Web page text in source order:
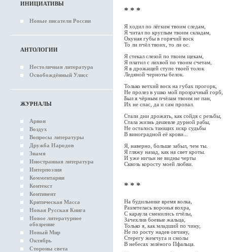
ИНИЦИАТИВЫ
Новые писатели России
АНТОЛОГИИ
Нестоличная литература
Освобождённый Улисс
ЖУРНАЛЫ
Арион
Воздух
Вопросы литературы
Дружба Народов
Знамя
Иностранная литература
Интерпоэзия
Комментарии
Контекст
Континент
Критическая Масса
Новая Русская Книга
Новое литературное
обозрение
Новый Мир
Октябрь
Стороны света
* * *
Я ходил по лёгким твоим следам,
Я читал по круглым твоим складам,
Окуная губы в горячий воск
То ли пчёл твоих, то ли ос.
Я стекал слезой по твоим щекам,
Я платил с лихвой по твоим счетам,
Я в дрожащей ступе твоей толок
Ледяной черноты белок.
Только ветхий воск на губах прогорк,
Не пролез в ушко мой прозрачный горб,
Был я чёрным пчёлам твоим не пан,
Их не спас, да и сам пропал.
Стали дни дрожать, как сойдя с резьбы,
Стала жизнь дешевле дурной рабы,
Не осталось тающих искр судьбы
В виноградной её крови...
Я, наверно, больше забыл, чем ты.
Я гляжу назад, как на свет кроты.
И уже ничьи не видны черты
Сквозь коросту моей любви.
* * *
На будильнике время волка,
Разлетелась воронья вохра,
С караула сменились пчёлы,
Зачехлив боевые жальца,
Только я, как младший по чину,
Не по росту надев овчину,
Стерегу жемчуга и смолы
В небесах зелёного Пфальца.